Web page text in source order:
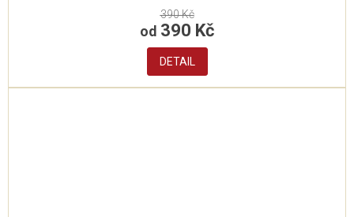
390 Kč
od 390 Kč
DETAIL